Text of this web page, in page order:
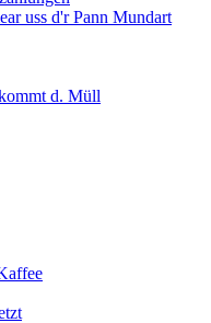
uss d'r Pann Mundart
d. Müll